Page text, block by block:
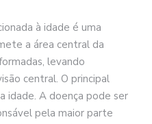
à idade é uma
a área central da
levando
central. O principal
idade. A doença pode ser
pela maior parte